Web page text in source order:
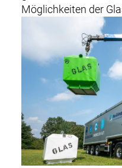
Möglichkeiten der